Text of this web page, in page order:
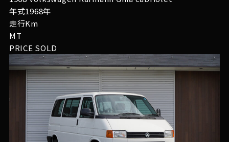
年式1968年
走行Km
MT
PRICE SOLD